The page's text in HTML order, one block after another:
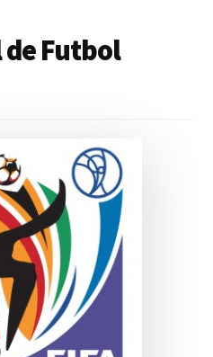
Futbol